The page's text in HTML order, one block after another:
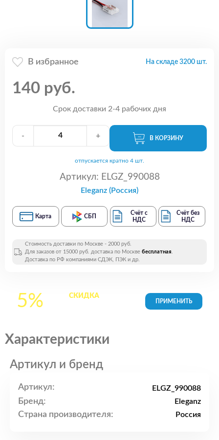
В избранное На складе 3200 шт.
140 руб.
Срок доставки 2-4 рабочих дня
- + В КОРЗИНУ
отпускается кратно 4 шт.
Артикул: ELGZ_990088
Eleganz (Россия)
Карта СБП
Счёт с
НДС
Счёт без
НДС
Стоимость доставки по Москве - 2000 руб.
Для заказов от 15000 руб. доставка по Москве бесплатная.
Доставка по РФ компаниями СДЭК, ПЭК и др.
5% СКИДКАна все
Характеристики
Артикул и бренд
Артикул: ELGZ_990088
Бренд: Eleganz
Страна производителя: Россия